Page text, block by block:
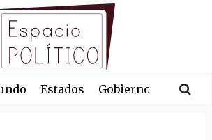
Estados Gobierno